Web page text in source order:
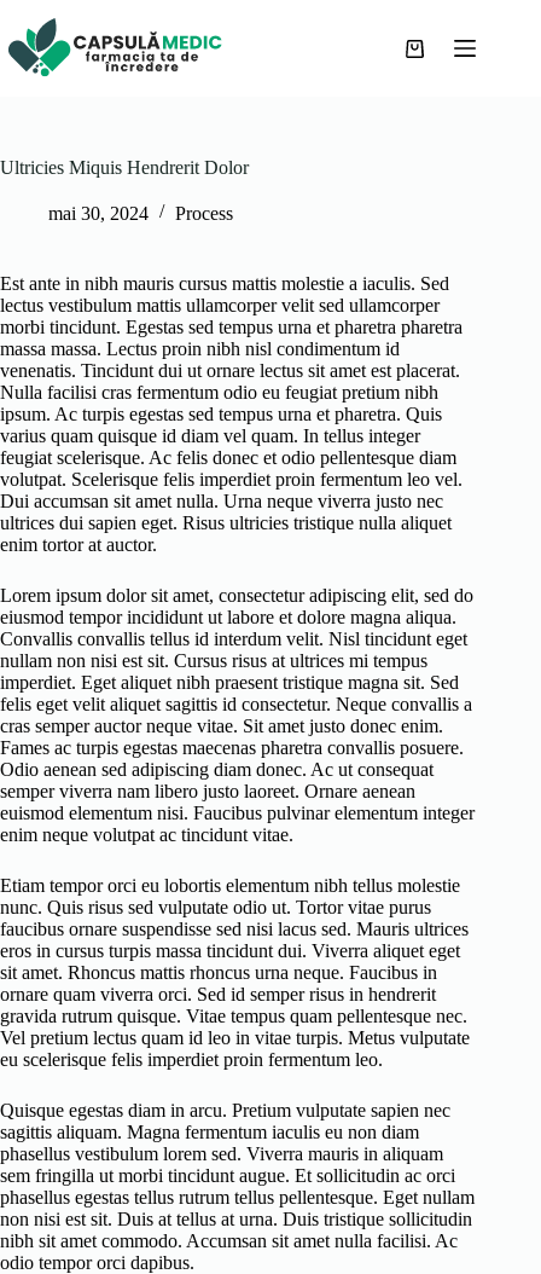
conținut
Coș
Ultricies Miquis Hendrerit Dolor
mai 30, 2024 Process
Est ante in nibh mauris cursus mattis molestie a iaculis. Sed
lectus vestibulum mattis ullamcorper velit sed ullamcorper
morbi tincidunt. Egestas sed tempus urna et pharetra pharetra
massa massa. Lectus proin nibh nisl condimentum id
venenatis. Tincidunt dui ut ornare lectus sit amet est placerat.
Nulla facilisi cras fermentum odio eu feugiat pretium nibh
ipsum. Ac turpis egestas sed tempus urna et pharetra. Quis
varius quam quisque id diam vel quam. In tellus integer
feugiat scelerisque. Ac felis donec et odio pellentesque diam
volutpat. Scelerisque felis imperdiet proin fermentum leo vel.
Dui accumsan sit amet nulla. Urna neque viverra justo nec
ultrices dui sapien eget. Risus ultricies tristique nulla aliquet
enim tortor at auctor.
Lorem ipsum dolor sit amet, consectetur adipiscing elit, sed do
eiusmod tempor incididunt ut labore et dolore magna aliqua.
Convallis convallis tellus id interdum velit. Nisl tincidunt eget
nullam non nisi est sit. Cursus risus at ultrices mi tempus
imperdiet. Eget aliquet nibh praesent tristique magna sit. Sed
felis eget velit aliquet sagittis id consectetur. Neque convallis a
cras semper auctor neque vitae. Sit amet justo donec enim.
Fames ac turpis egestas maecenas pharetra convallis posuere.
Odio aenean sed adipiscing diam donec. Ac ut consequat
semper viverra nam libero justo laoreet. Ornare aenean
euismod elementum nisi. Faucibus pulvinar elementum integer
enim neque volutpat ac tincidunt vitae.
Etiam tempor orci eu lobortis elementum nibh tellus molestie
nunc. Quis risus sed vulputate odio ut. Tortor vitae purus
faucibus ornare suspendisse sed nisi lacus sed. Mauris ultrices
eros in cursus turpis massa tincidunt dui. Viverra aliquet eget
sit amet. Rhoncus mattis rhoncus urna neque. Faucibus in
ornare quam viverra orci. Sed id semper risus in hendrerit
gravida rutrum quisque. Vitae tempus quam pellentesque nec.
Vel pretium lectus quam id leo in vitae turpis. Metus vulputate
eu scelerisque felis imperdiet proin fermentum leo.
Quisque egestas diam in arcu. Pretium vulputate sapien nec
sagittis aliquam. Magna fermentum iaculis eu non diam
phasellus vestibulum lorem sed. Viverra mauris in aliquam
sem fringilla ut morbi tincidunt augue. Et sollicitudin ac orci
phasellus egestas tellus rutrum tellus pellentesque. Eget nullam
non nisi est sit. Duis at tellus at urna. Duis tristique sollicitudin
nibh sit amet commodo. Accumsan sit amet nulla facilisi. Ac
odio tempor orci dapibus.